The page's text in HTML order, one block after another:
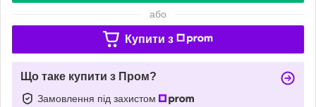
або
Купити з
Що таке купити з Пром?
Замовлення під захистом